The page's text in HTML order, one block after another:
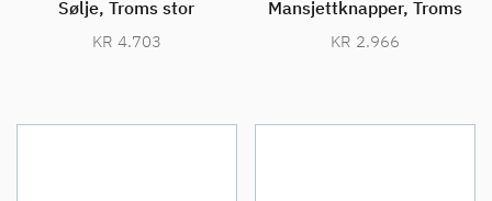
Sølje, Troms stor
KR 4.703
Mansjettknapper, Troms
KR 2.966